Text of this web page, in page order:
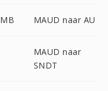
MAUD naar AU
MAUD naar
SNDT